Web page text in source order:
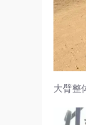
大臂整